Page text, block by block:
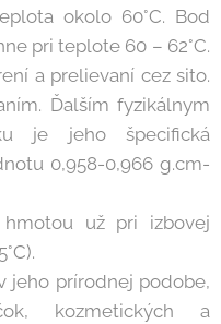
okolo 60°C. Bod
pri teplote 60 – 62°C.
a prelievaní cez sito.
Ďalším fyzikálnym
je jeho špecifická
0,958-0,966 g.cm-
už pri izbovej
jeho prírodnej podobe,
kozmetických a